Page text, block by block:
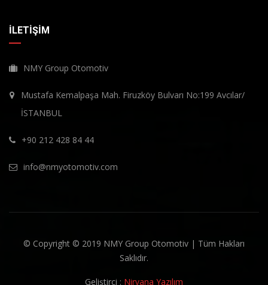
İLETIŞIM
NMY Group Otomotiv
Mustafa Kemalpaşa Mah. Firuzköy Bulvarı No:199 Avcılar/
İSTANBUL
+90 212 428 84 44
info@nmyotomotiv.com
© Copyright © 2019 NMY Group Otomotiv | Tüm Hakları
Saklıdır.
Geliştirci : Nirvana Yazılım